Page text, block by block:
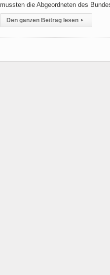
mussten die Abgeordneten des
Den ganzen Beitrag lesen ▸